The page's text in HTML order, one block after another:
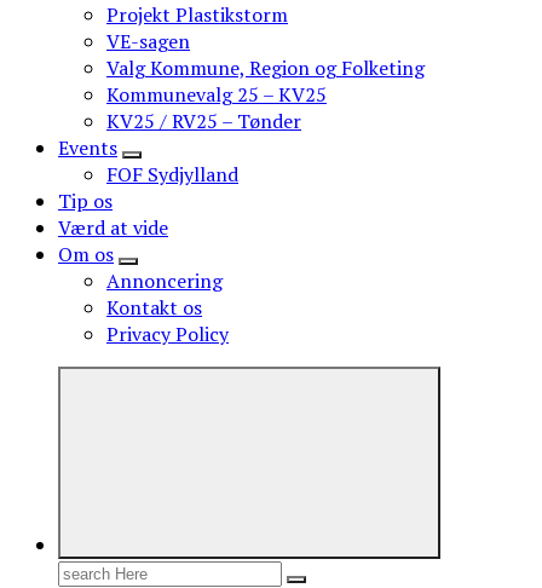
Projekt Plastikstorm
VE-sagen
Valg Kommune, Region og Folketing
Kommunevalg 25 – KV25
KV25 / RV25 – Tønder
Events
FOF Sydjylland
Tip os
Værd at vide
Om os
Annoncering
Kontakt os
Privacy Policy
Search